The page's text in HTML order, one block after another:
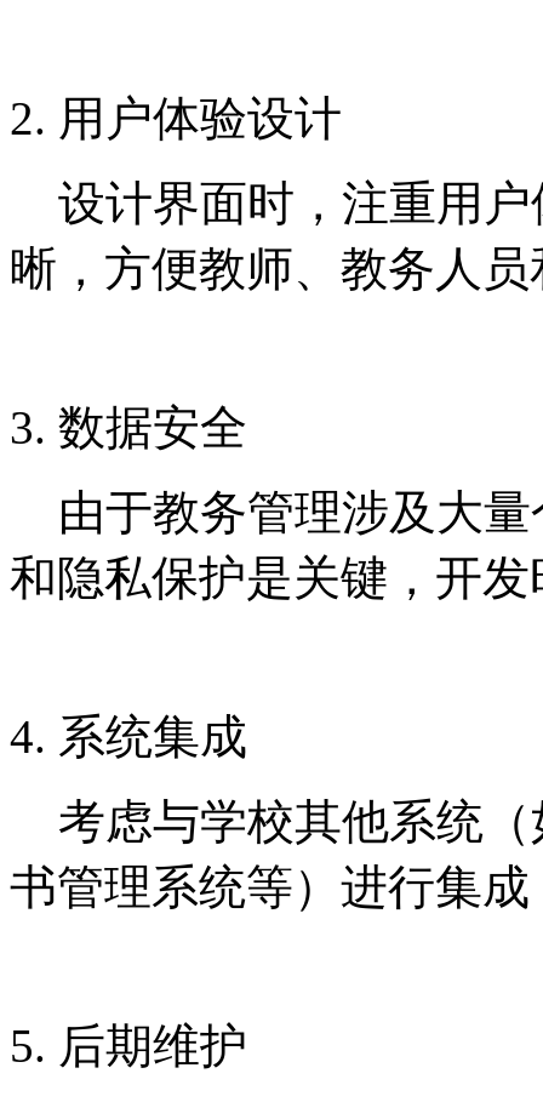
2. 用户体验设计
设计界面时，注重用户
晰，方便教师、教务人
3. 数据安全
由于教务管理涉及大量
和隐私保护是关键，开
4. 系统集成
考虑与学校其他系统（
书管理系统等）进行集
5. 后期维护